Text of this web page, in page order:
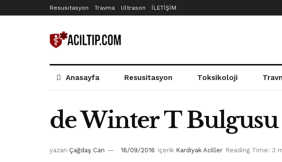
Resusitasyon Travma Ultrason İLETİŞİM
Anasayfa Resusitasyon Toksikoloji
de Winter T Bulgusu
yazan Çağdaş Can 16/09/2016 içerik Kardiyak Aciller Reading Time: 3